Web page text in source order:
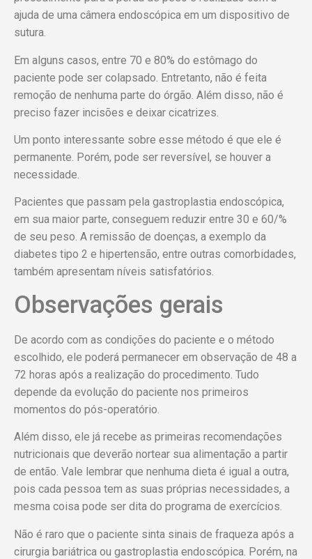
ajuda de uma câmera endoscópica em um dispositivo de
sutura.
Em alguns casos, entre 70 e 80% do estômago do
paciente pode ser colapsado. Entretanto, não é feita
remoção de nenhuma parte do órgão. Além disso, não é
preciso fazer incisões e deixar cicatrizes.
Um ponto interessante sobre esse método é que ele é
permanente. Porém, pode ser reversível, se houver a
necessidade.
Pacientes que passam pela gastroplastia endoscópica,
em sua maior parte, conseguem reduzir entre 30 e 60/%
de seu peso. A remissão de doenças, a exemplo da
diabetes tipo 2 e hipertensão, entre outras comorbidades,
também apresentam níveis satisfatórios.
Observações gerais
De acordo com as condições do paciente e o método
escolhido, ele poderá permanecer em observação de 48 a
72 horas após a realização do procedimento. Tudo
depende da evolução do paciente nos primeiros
momentos do pós-operatório.
Além disso, ele já recebe as primeiras recomendações
nutricionais que deverão nortear sua alimentação a partir
de então. Vale lembrar que nenhuma dieta é igual a outra,
pois cada pessoa tem as suas próprias necessidades, a
mesma coisa pode ser dita do programa de exercícios.
Não é raro que o paciente sinta sinais de fraqueza após a
cirurgia bariátrica ou gastroplastia endoscópica. Porém, na